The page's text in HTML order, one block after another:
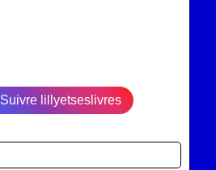
Suivre lillyetseslivres